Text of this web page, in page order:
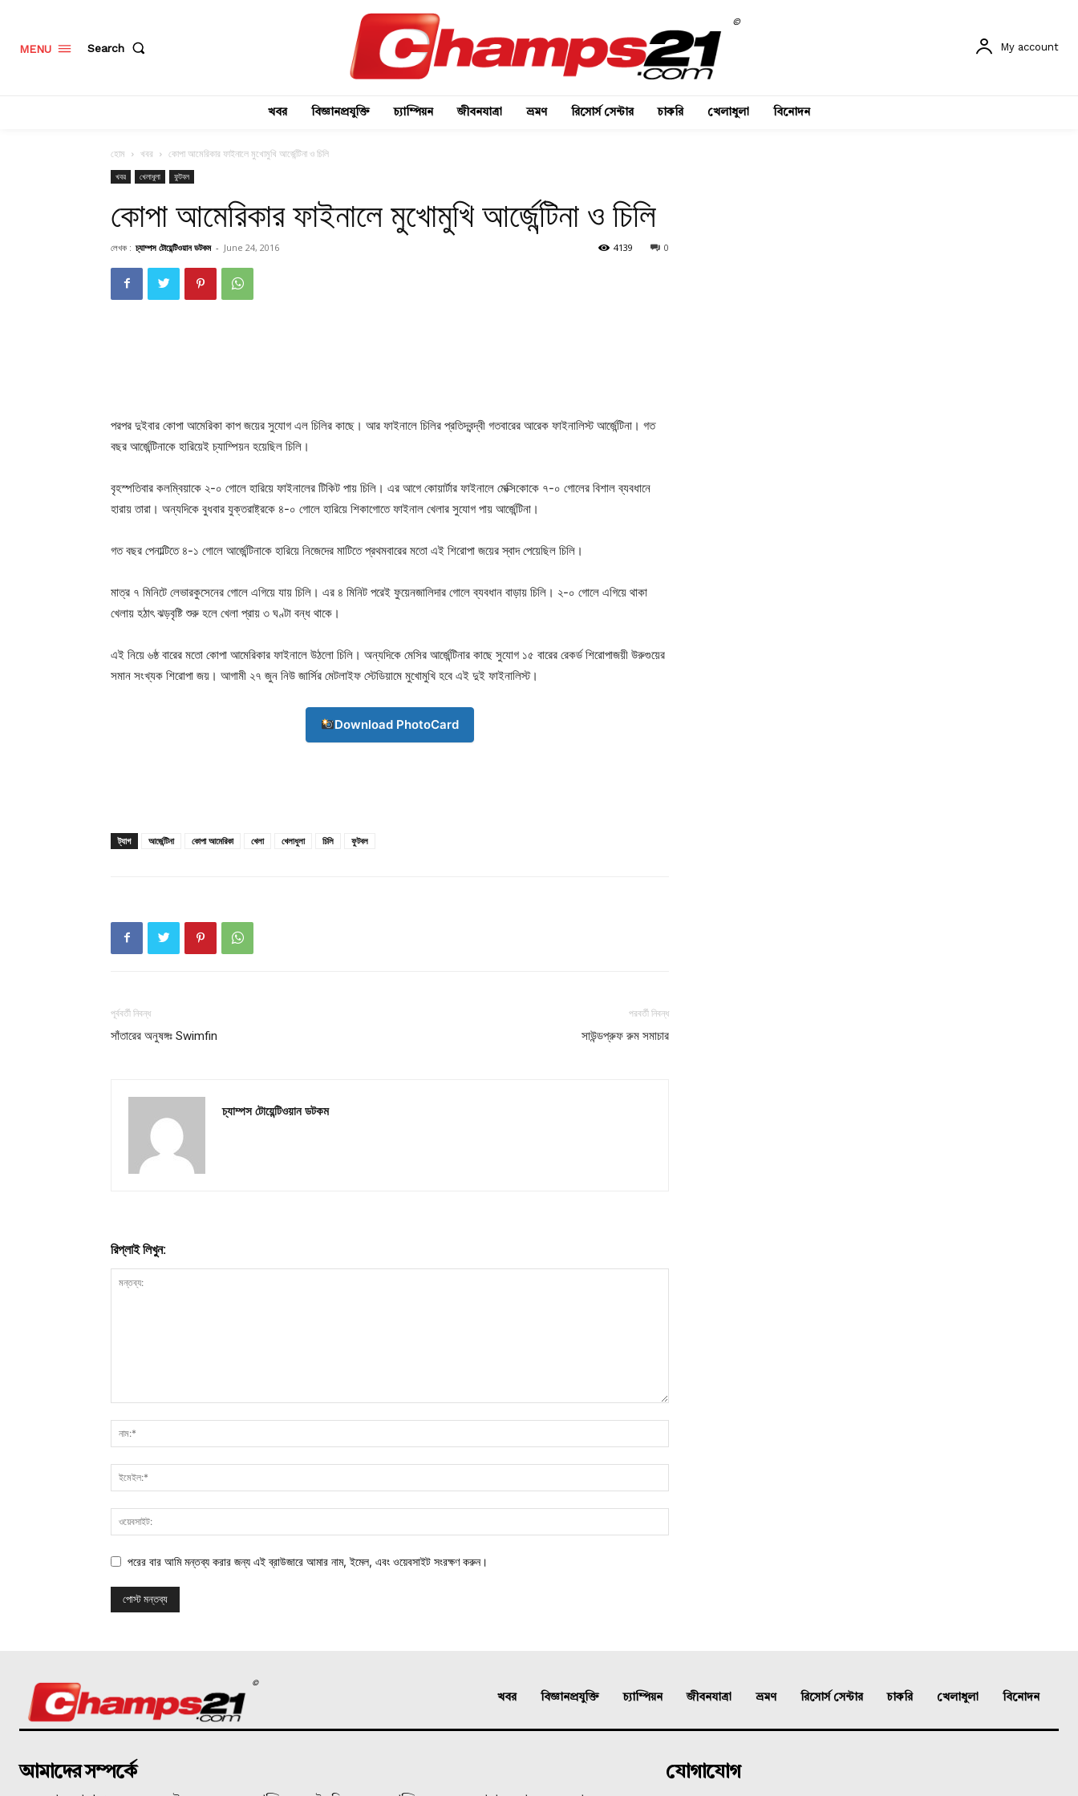
MENU Search
©
My account
খবর বিজ্ঞানপ্রযুক্তি চ্যাম্পিয়ন জীবনযাত্রা ভ্রমণ রিসোর্স সেন্টার চাকরি খেলাধুলা বিনোদন
হোম খবর কোপা আমেরিকার ফাইনালে মুখোমুখি আর্জেন্টিনা ও চিলি
খবর খেলাধুলা ফুটবল
কোপা আমেরিকার ফাইনালে মুখোমুখি আর্জেন্টিনা ও চিলি
লেখক : চ্যাম্পস টোয়েন্টিওয়ান ডটকম - June 24, 2016 0
4139
পরপর দুইবার কোপা আমেরিকা কাপ জয়ের সুযোগ এল চিলির কাছে। আর ফাইনালে চিলির প্রতিদ্বন্দ্বী গতবারের আরেক ফাইনালিস্ট আর্জেন্টিনা। গত
বছর আর্জেন্টিনাকে হারিয়েই চ্যাম্পিয়ন হয়েছিল চিলি।
বৃহস্পতিবার কলম্বিয়াকে ২-০ গোলে হারিয়ে ফাইনালের টিকিট পায় চিলি। এর আগে কোয়ার্টার ফাইনালে মেক্সিকোকে ৭-০ গোলের বিশাল ব্যবধানে
হারায় তারা। অন্যদিকে বুধবার যুক্তরাষ্ট্রকে ৪-০ গোলে হারিয়ে শিকাগোতে ফাইনাল খেলার সুযোগ পায় আর্জেন্টিনা।
গত বছর পেনাল্টিতে ৪-১ গোলে আর্জেন্টিনাকে হারিয়ে নিজেদের মাটিতে প্রথমবারের মতো এই শিরোপা জয়ের স্বাদ পেয়েছিল চিলি।
মাত্র ৭ মিনিটে লেভারকুসেনের গোলে এগিয়ে যায় চিলি। এর ৪ মিনিট পরেই ফুয়েনজালিদার গোলে ব্যবধান বাড়ায় চিলি। ২-০ গোলে এগিয়ে থাকা
খেলায় হঠাৎ ঝড়বৃষ্টি শুরু হলে খেলা প্রায় ৩ ঘণ্টা বন্ধ থাকে।
এই নিয়ে ৬ষ্ঠ বারের মতো কোপা আমেরিকার ফাইনালে উঠলো চিলি। অন্যদিকে মেসির আর্জেন্টিনার কাছে সুযোগ ১৫ বারের রেকর্ড শিরোপাজয়ী উরুগুয়ের
সমান সংখ্যক শিরোপা জয়। আগামী ২৭ জুন নিউ জার্সির মেটলাইফ স্টেডিয়ামে মুখোমুখি হবে এই দুই ফাইনালিস্ট।
Download PhotoCard
ট্যাগ আর্জেন্টিনা কোপা আমেরিকা খেলা খেলাধুলা চিলি ফুটবল
পূর্ববর্তী নিবন্ধ
সাঁতারের অনুষঙ্গঃ Swimfin
পরবর্তী নিবন্ধ
সাউন্ডপ্রুফ রুম সমাচার
চ্যাম্পস টোয়েন্টিওয়ান ডটকম
রিপ্লাই লিখুন:
পরের বার আমি মন্তব্য করার জন্য এই ব্রাউজারে আমার নাম, ইমেল, এবং ওয়েবসাইট সংরক্ষণ করুন।
©
খবর বিজ্ঞানপ্রযুক্তি চ্যাম্পিয়ন জীবনযাত্রা ভ্রমণ রিসোর্স সেন্টার চাকরি খেলাধুলা বিনোদন
আমাদের সম্পর্কে যোগাযোগ